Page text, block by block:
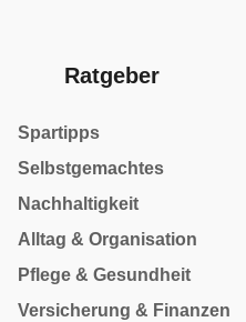
Ratgeber
Spartipps
Selbstgemachtes
Nachhaltigkeit
Alltag & Organisation
Pflege & Gesundheit
Versicherung & Finanzen